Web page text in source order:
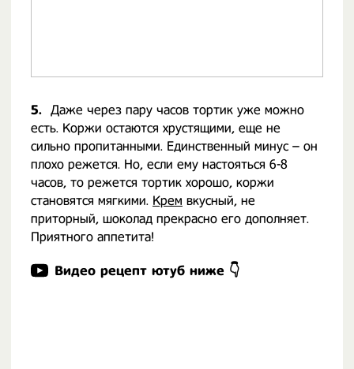
5. Даже через пару часов тортик уже можно
есть. Коржи остаются хрустящими, еще не
сильно пропитанными. Единственный минус – он
плохо режется. Но, если ему настояться 6-8
часов, то режется тортик хорошо, коржи
становятся мягкими. Крем вкусный, не
приторный, шоколад прекрасно его дополняет.
Приятного аппетита!
Видео рецепт ютуб ниже 👇